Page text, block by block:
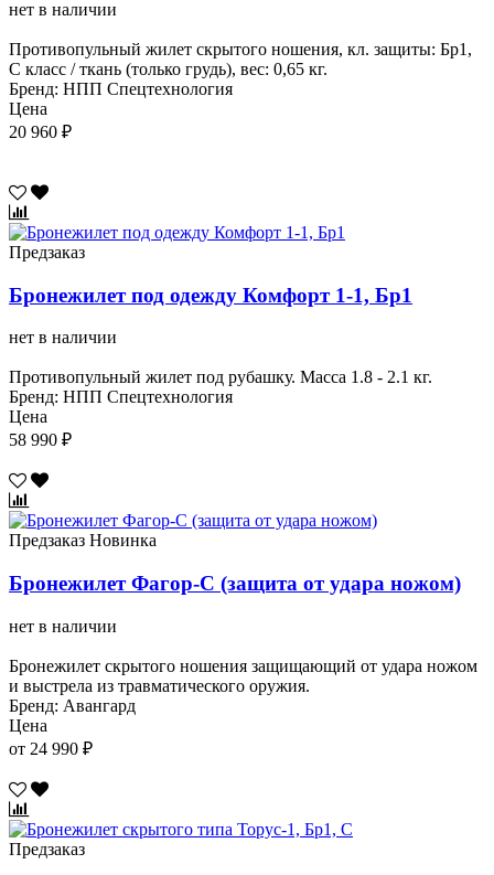
нет в наличии
Противопульный жилет скрытого ношения, кл. защиты: Бр1,
С класс / ткань (только грудь), вес: 0,65 кг.
Бренд: НПП Спецтехнология
Цена
20 960 ₽
Предзаказ
Бронежилет под одежду Комфорт 1-1, Бр1
нет в наличии
Противопульный жилет под рубашку. Масса 1.8 - 2.1 кг.
Бренд: НПП Спецтехнология
Цена
58 990 ₽
Предзаказ Новинка
Бронежилет Фагор-С (защита от удара ножом)
нет в наличии
Бронежилет скрытого ношения защищающий от удара ножом
и выстрела из травматического оружия.
Бренд: Авангард
Цена
от 24 990 ₽
Предзаказ